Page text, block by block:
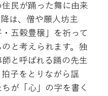
民が踊った舞に由来
は、僧や願人坊主
五穀豊穣」を祈って
と考えられます。独
と呼ばれる踊の先生
子をとりながら謡
が「心」の字を書く